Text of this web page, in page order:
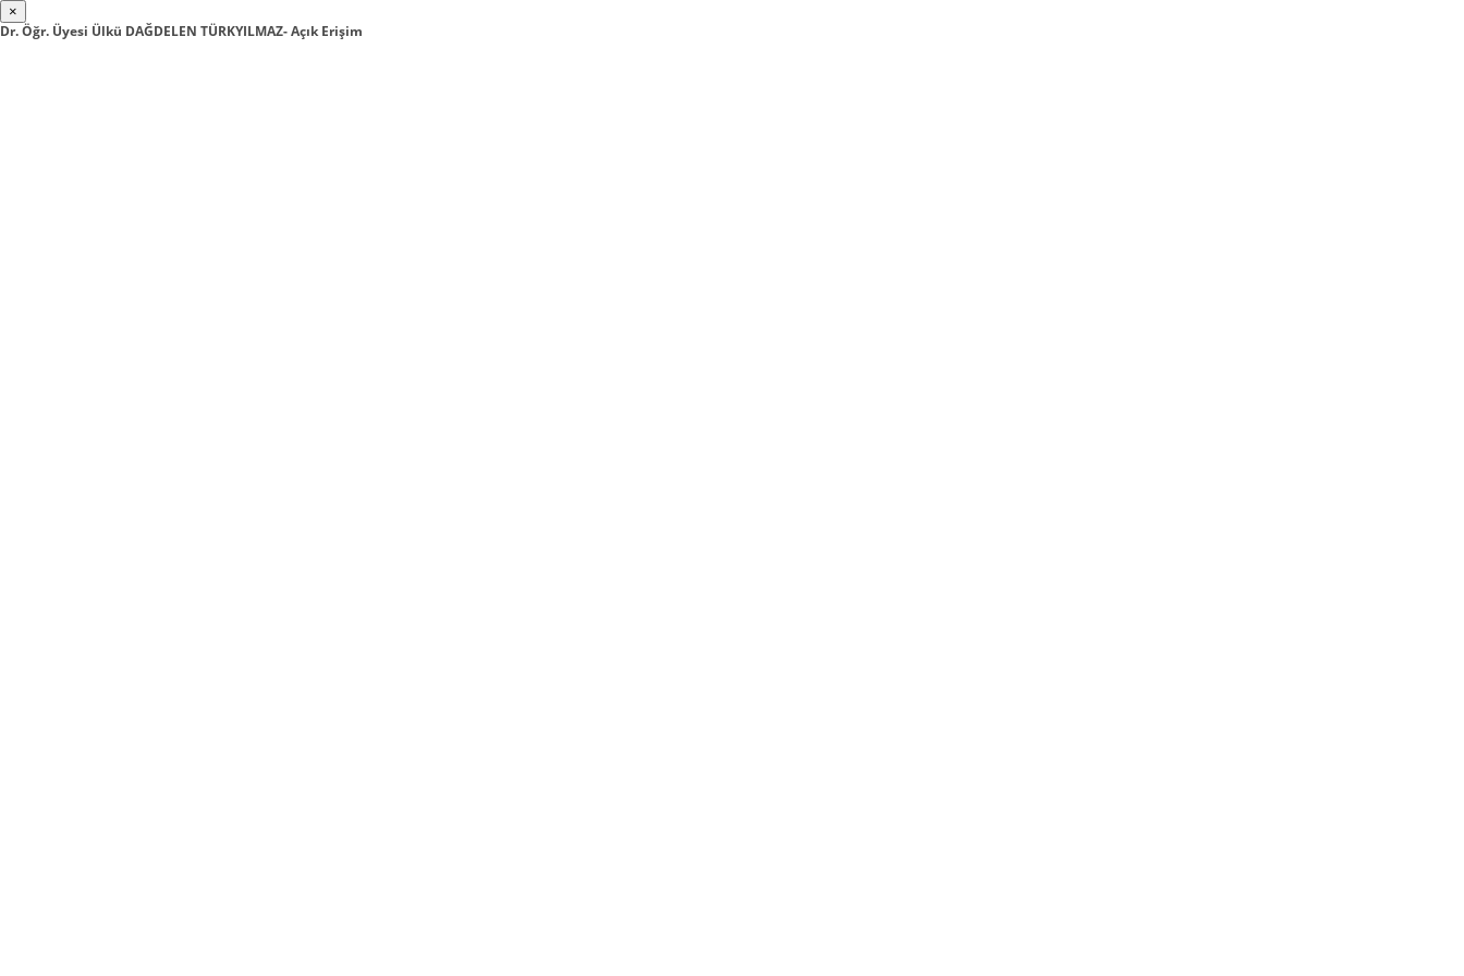
×
Dr. Öğr. Üyesi Ülkü DAĞDELEN TÜRKYILMAZ- Açık Erişim